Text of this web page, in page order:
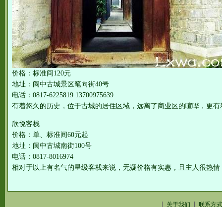
价格：标准间120元
地址：阆中古城景区笔向街40号
电话：0817-6225819 13700975639
有着悠久的历史，位于古城的居住区域，远离了商业区的喧哗，更
欣悦客栈
价格：单、标准间60元起
地址：阆中古城南街100号
电话：0817-8016974
相对于以上有名气的星级客栈来说，无疑价格有实惠，且主人很热
关于我们 联系方式